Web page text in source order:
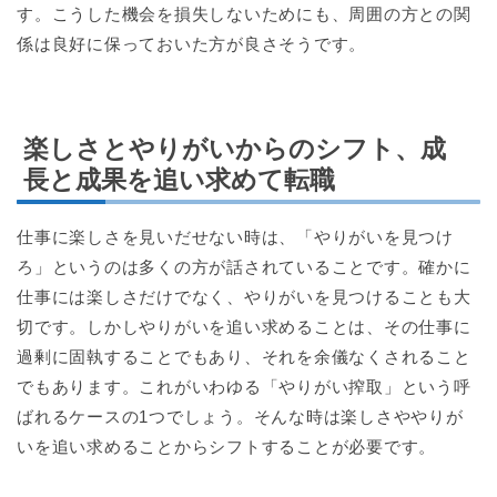
す。こうした機会を損失しないためにも、周囲の方との関
係は良好に保っておいた方が良さそうです。
楽しさとやりがいからのシフト、成
長と成果を追い求めて転職
仕事に楽しさを見いだせない時は、「やりがいを見つけ
ろ」というのは多くの方が話されていることです。確かに
仕事には楽しさだけでなく、やりがいを見つけることも大
切です。しかしやりがいを追い求めることは、その仕事に
過剰に固執することでもあり、それを余儀なくされること
でもあります。これがいわゆる「やりがい搾取」という呼
ばれるケースの1つでしょう。そんな時は楽しさややりが
いを追い求めることからシフトすることが必要です。